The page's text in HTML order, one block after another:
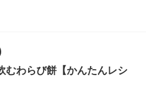
むわらび餅【かんたんレシ